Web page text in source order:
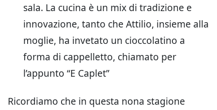
sala. La cucina è un mix di tradizione e
innovazione, tanto che Attilio, insieme alla
moglie, ha invetato un cioccolatino a
forma di cappelletto, chiamato per
l’appunto “E Caplet”
Ricordiamo che in questa nona stagione